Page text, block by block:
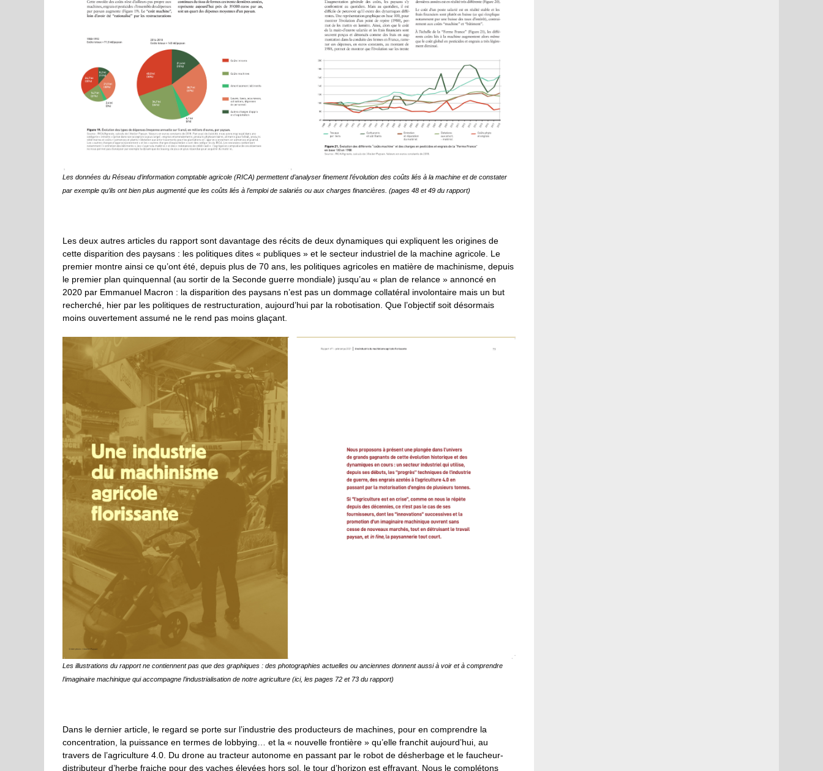
Les données du Réseau d’information comptable agricole (RICA) permettent d’analyser finement l’évolution des coûts liés à la machine et de constater
par exemple qu’ils ont bien plus augmenté que les coûts liés à l’emploi de salariés ou aux charges financières. (pages 48 et 49 du rapport)
Les deux autres articles du rapport sont davantage des récits de deux dynamiques qui expliquent les origines de
cette disparition des paysans : les politiques dites « publiques » et le secteur industriel de la machine agricole. Le
premier montre ainsi ce qu’ont été, depuis plus de 70 ans, les politiques agricoles en matière de machinisme, depuis
le premier plan quinquennal (au sortir de la Seconde guerre mondiale) jusqu’au « plan de relance » annoncé en
2020 par Emmanuel Macron : la disparition des paysans n’est pas un dommage collatéral involontaire mais un but
recherché, hier par les politiques de restructuration, aujourd’hui par la robotisation. Que l’objectif soit désormais
moins ouvertement assumé ne le rend pas moins glaçant.
Les illustrations du rapport ne contiennent pas que des graphiques : des photographies actuelles ou anciennes donnent aussi à voir et à comprendre
l’imaginaire machinique qui accompagne l’industrialisation de notre agriculture (ici, les pages 72 et 73 du rapport)
Dans le dernier article, le regard se porte sur l’industrie des producteurs de machines, pour en comprendre la
concentration, la puissance en termes de lobbying… et la « nouvelle frontière » qu’elle franchit aujourd’hui, au
travers de l’agriculture 4.0. Du drone au tracteur autonome en passant par le robot de désherbage et le faucheur-
distributeur d’herbe fraiche pour des vaches élevées hors sol, le tour d’horizon est effrayant. Nous le complétons